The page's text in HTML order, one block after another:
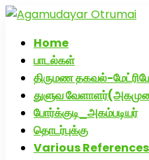
Home
பாடல்கள்
திருமண தகவல்-
துளுவ
போர்க்குடி_அகம்படியர்
தொடர்புக்கு
Various
அகமுடையார் திருமண